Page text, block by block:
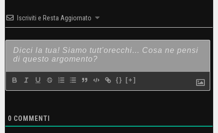
Iscriviti e Resta Aggiornato
{} [+]
0 COMMENTI